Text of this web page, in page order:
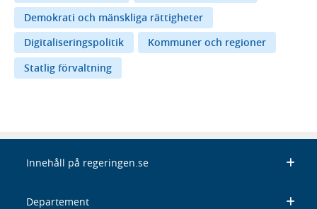
Demokrati och mänskliga rättigheter
Digitaliseringspolitik
Kommuner och regioner
Statlig förvaltning
Innehåll på regeringen.se
Departement